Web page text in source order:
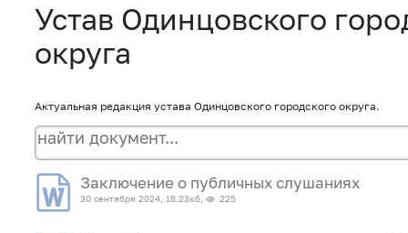
Устав Одинцовского
округа
Актуальная редакция устава Одинцовского городского округа.
Заключение о публичных слушаниях
30 сентября 2024, 18.23кб, 225